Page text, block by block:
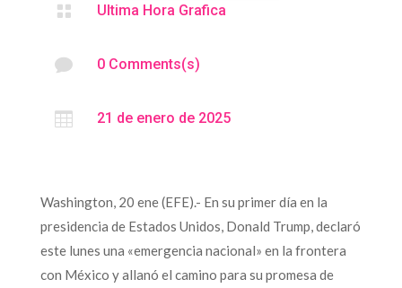
 Ultima Hora Grafica
 0 Comments(s)
 21 de enero de 2025
Washington, 20 ene (EFE).- En su primer día en la
presidencia de Estados Unidos, Donald Trump, declaró
este lunes una «emergencia nacional» en la frontera
con México y allanó el camino para su promesa de